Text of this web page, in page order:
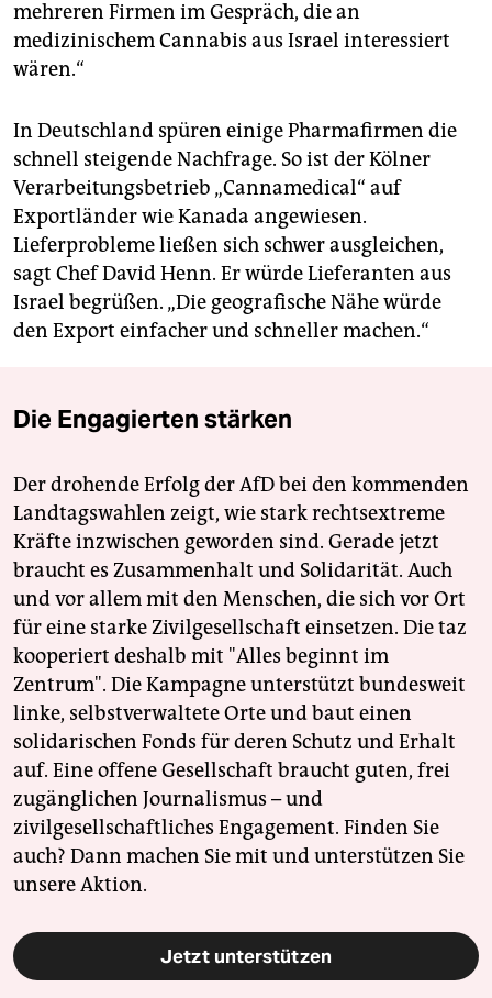
mehreren Firmen im Gespräch, die an
medizinischem Cannabis aus Israel interessiert
wären.“
In Deutschland spüren einige Pharmafirmen die
schnell steigende Nachfrage. So ist der Kölner
Verarbeitungsbetrieb „Cannamedical“ auf
Exportländer wie Kanada angewiesen.
Lieferprobleme ließen sich schwer ausgleichen,
sagt Chef David Henn. Er würde Lieferanten aus
Israel begrüßen. „Die geografische Nähe würde
den Export einfacher und schneller machen.“
Die Engagierten stärken
Der drohende Erfolg der AfD bei den kommenden
Landtagswahlen zeigt, wie stark rechtsextreme
Kräfte inzwischen geworden sind. Gerade jetzt
braucht es Zusammenhalt und Solidarität. Auch
und vor allem mit den Menschen, die sich vor Ort
für eine starke Zivilgesellschaft einsetzen. Die taz
kooperiert deshalb mit "Alles beginnt im
Zentrum". Die Kampagne unterstützt bundesweit
linke, selbstverwaltete Orte und baut einen
solidarischen Fonds für deren Schutz und Erhalt
auf. Eine offene Gesellschaft braucht guten, frei
zugänglichen Journalismus – und
zivilgesellschaftliches Engagement. Finden Sie
auch? Dann machen Sie mit und unterstützen Sie
unsere Aktion.
Jetzt unterstützen